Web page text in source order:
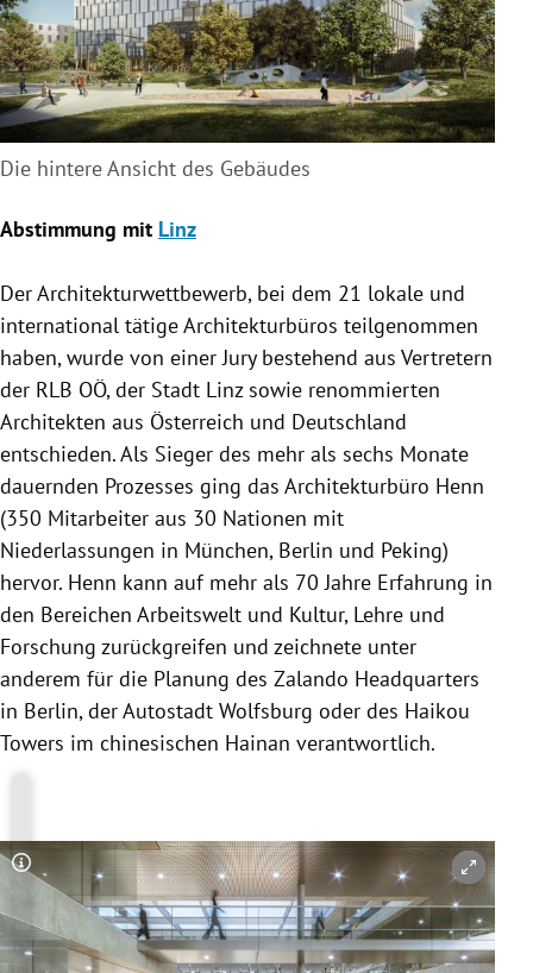
Die hintere Ansicht des Gebäudes
Abstimmung mit Linz
Der Architekturwettbewerb, bei dem 21 lokale und
international tätige Architekturbüros teilgenommen
haben, wurde von einer Jury bestehend aus Vertretern
der RLB OÖ, der Stadt Linzsowie renommierten
Architekten aus Österreich und Deutschland
entschieden. Als Sieger des mehr als sechs Monate
dauernden Prozesses ging das Architekturbüro Henn
(350 Mitarbeiter aus 30 Nationen mit
Niederlassungen in München, Berlin und Peking)
hervor. Henn kann auf mehr als 70 Jahre Erfahrung in
den Bereichen Arbeitswelt und Kultur, Lehre und
Forschung zurückgreifen und zeichnete unter
anderem für die Planung des Zalando Headquarters
in Berlin, der Autostadt Wolfsburg oder des Haikou
Towers im chinesischen Hainan verantwortlich.
Copyright-Hinweis öffnen/schließen